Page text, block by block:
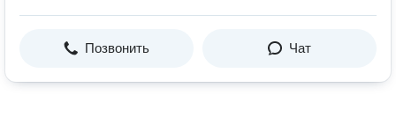
Позвонить Чат